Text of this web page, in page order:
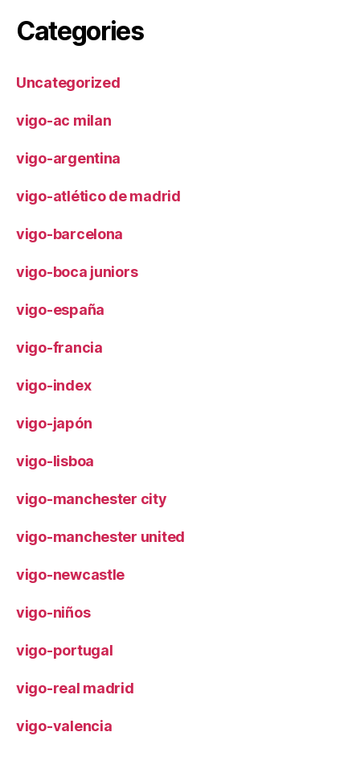
Categories
Uncategorized
vigo-ac milan
vigo-argentina
vigo-atlético de madrid
vigo-barcelona
vigo-boca juniors
vigo-españa
vigo-francia
vigo-index
vigo-japón
vigo-lisboa
vigo-manchester city
vigo-manchester united
vigo-newcastle
vigo-niños
vigo-portugal
vigo-real madrid
vigo-valencia